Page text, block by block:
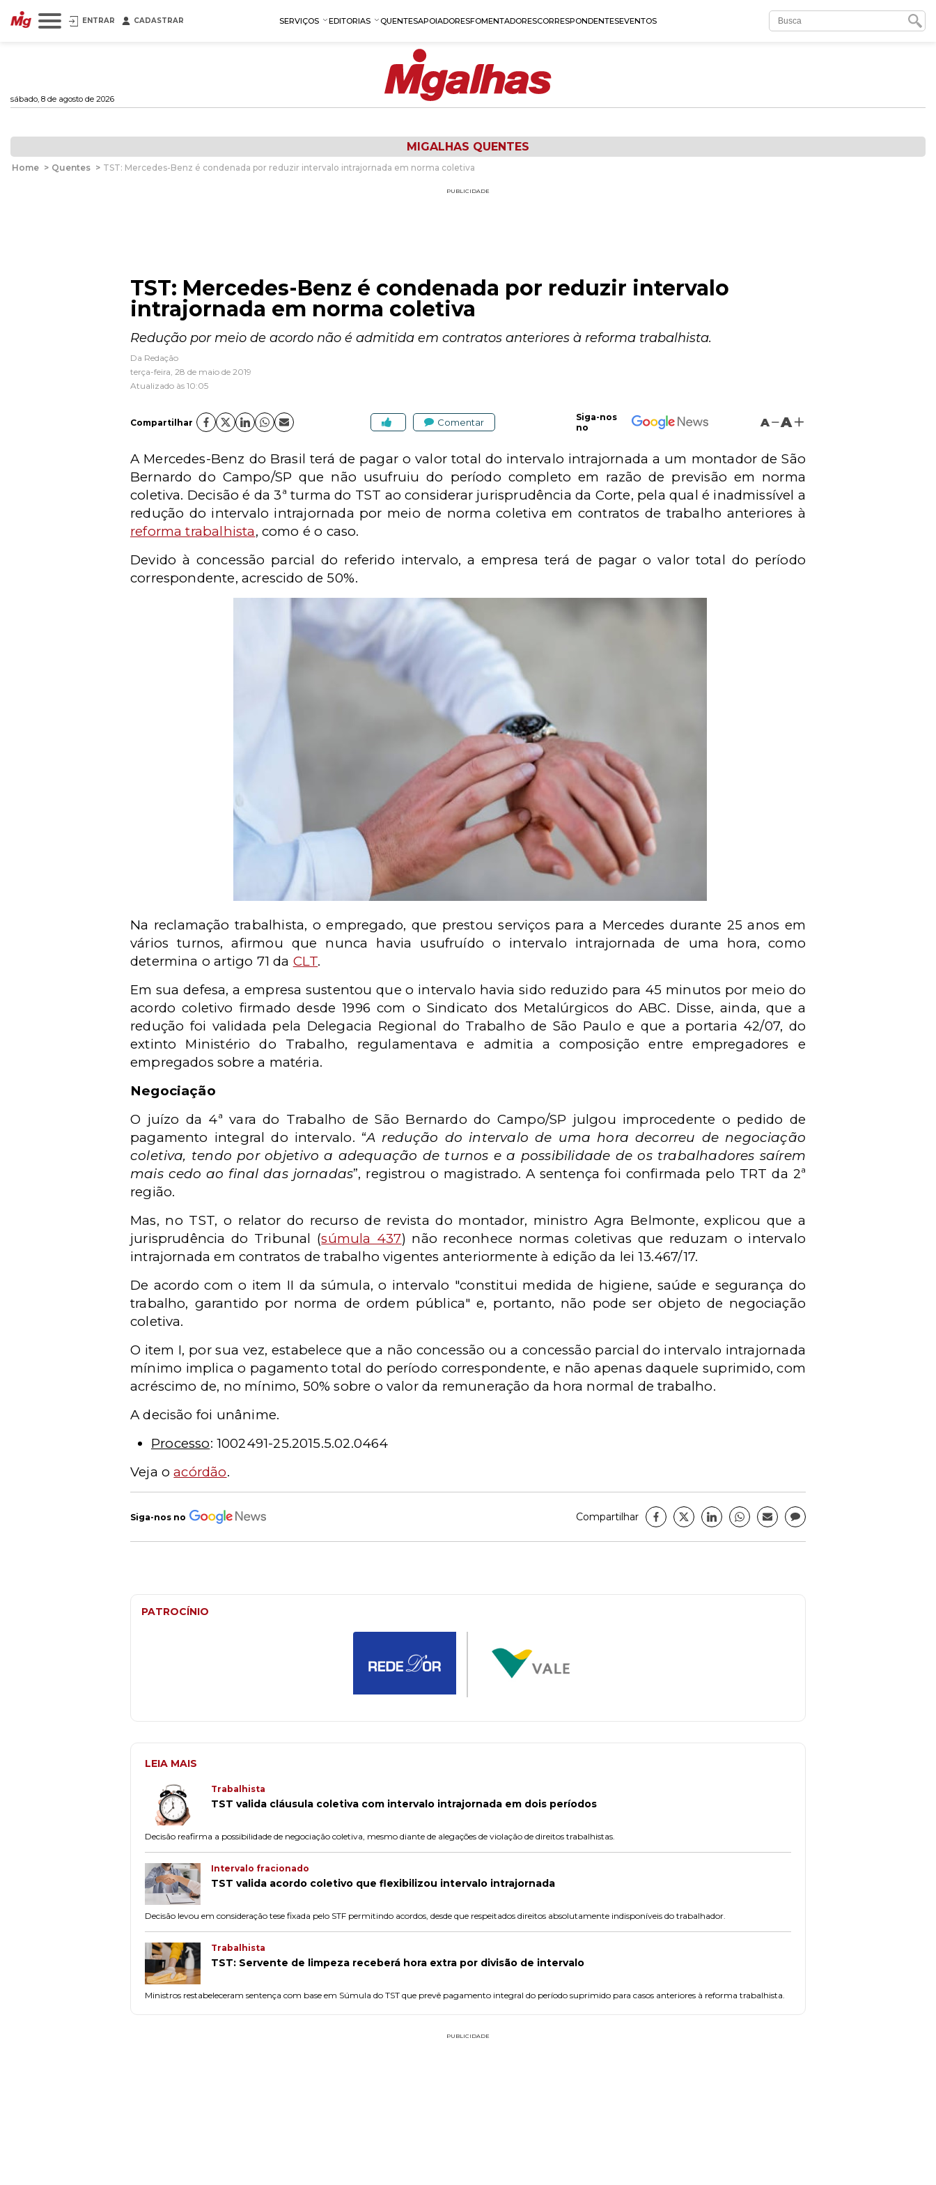
ENTRAR CADASTRAR SERVIÇOS EDITORIAS QUENTESAPOIADORESFOMENTADORESCORRESPONDENTESEVENTOS
sábado, 8 de agosto de 2026
MIGALHAS QUENTES
Home > Quentes > TST: Mercedes-Benz é condenada por reduzir intervalo intrajornada em norma coletiva
PUBLICIDADE
TST: Mercedes-Benz é condenada por reduzir intervalo
intrajornada em norma coletiva
Redução por meio de acordo não é admitida em contratos anteriores à reforma trabalhista.
Da Redação
terça-feira, 28 de maio de 2019
Atualizado às 10:05
Compartilhar Comentar
Siga-nos
no
A A
A Mercedes-Benz do Brasil terá de pagar o valor total do intervalo intrajornada a um montador de São
Bernardo do Campo/SP que não usufruiu do período completo em razão de previsão em norma
coletiva. Decisão é da 3ª turma do TST ao considerar jurisprudência da Corte, pela qual é inadmissível a
redução do intervalo intrajornada por meio de norma coletiva em contratos de trabalho anteriores à
reforma trabalhista, como é o caso.
Devido à concessão parcial do referido intervalo, a empresa terá de pagar o valor total do período
correspondente, acrescido de 50%.
Na reclamação trabalhista, o empregado, que prestou serviços para a Mercedes durante 25 anos em
vários turnos, afirmou que nunca havia usufruído o intervalo intrajornada de uma hora, como
determina o artigo 71 da CLT.
Em sua defesa, a empresa sustentou que o intervalo havia sido reduzido para 45 minutos por meio do
acordo coletivo firmado desde 1996 com o Sindicato dos Metalúrgicos do ABC. Disse, ainda, que a
redução foi validada pela Delegacia Regional do Trabalho de São Paulo e que a portaria 42/07, do
extinto Ministério do Trabalho, regulamentava e admitia a composição entre empregadores e
empregados sobre a matéria.
Negociação
O juízo da 4ª vara do Trabalho de São Bernardo do Campo/SP julgou improcedente o pedido de
pagamento integral do intervalo. “A redução do intervalo de uma hora decorreu de negociação
coletiva, tendo por objetivo a adequação de turnos e a possibilidade de os trabalhadores saírem
mais cedo ao final das jornadas”, registrou o magistrado. A sentença foi confirmada pelo TRT da 2ª
região.
Mas, no TST, o relator do recurso de revista do montador, ministro Agra Belmonte, explicou que a
jurisprudência do Tribunal (súmula 437) não reconhece normas coletivas que reduzam o intervalo
intrajornada em contratos de trabalho vigentes anteriormente à edição da lei 13.467/17.
De acordo com o item II da súmula, o intervalo "constitui medida de higiene, saúde e segurança do
trabalho, garantido por norma de ordem pública" e, portanto, não pode ser objeto de negociação
coletiva.
O item I, por sua vez, estabelece que a não concessão ou a concessão parcial do intervalo intrajornada
mínimo implica o pagamento total do período correspondente, e não apenas daquele suprimido, com
acréscimo de, no mínimo, 50% sobre o valor da remuneração da hora normal de trabalho.
A decisão foi unânime.
Processo: 1002491-25.2015.5.02.0464
Veja oacórdão.
Siga-nos no Compartilhar
PATROCÍNIO
LEIA MAIS
Trabalhista
TST valida cláusula coletiva com intervalo intrajornada em dois períodos
Decisão reafirma a possibilidade de negociação coletiva, mesmo diante de alegações de violação de direitos trabalhistas.
Intervalo fracionado
TST valida acordo coletivo que flexibilizou intervalo intrajornada
Decisão levou em consideração tese fixada pelo STF permitindo acordos, desde que respeitados direitos absolutamente indisponíveis do trabalhador.
Trabalhista
TST: Servente de limpeza receberá hora extra por divisão de intervalo
Ministros restabeleceram sentença com base em Súmula do TST que prevê pagamento integral do período suprimido para casos anteriores à reforma trabalhista.
PUBLICIDADE